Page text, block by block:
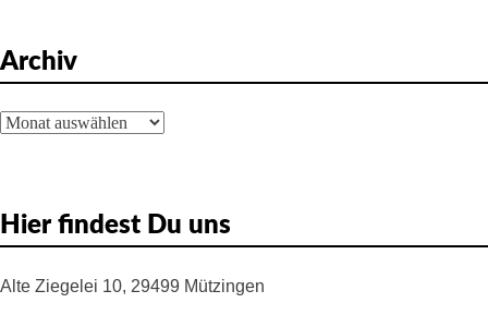
Archiv
Archiv
Hier findest Du uns
Alte Ziegelei 10, 29499 Mützingen